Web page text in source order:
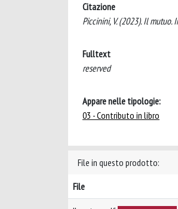
Citazione
Piccinini, V. (2023). Il mutuo.
Fulltext
reserved
Appare nelle tipologie:
03 - Contributo in libro
File in questo prodotto:
File